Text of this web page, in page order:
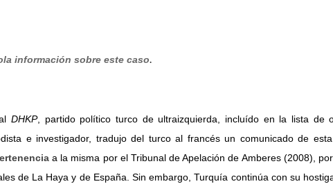
información sobre este caso.
DHKP, partido político turco de ultraizquierda, incluído en la lista de
e investigador, tradujo del turco al francés un comunicado de esta
a la misma por el Tribunal de Apelación de Amberes (2008),
de La Haya y de España. Sin embargo, Turquía continúa con su